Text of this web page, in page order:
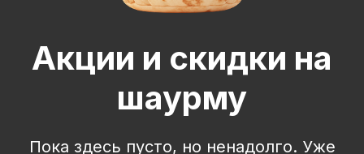
Акции и скидки на
шаурму
Пока здесь пусто, но ненадолго. Уже